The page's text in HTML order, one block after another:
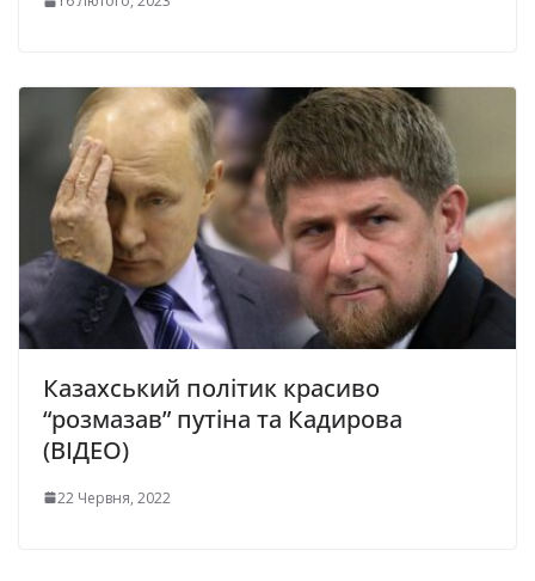
Казахський політик красиво
“розмазав” путіна та Кадирова
(ВІДЕО)
22 Червня, 2022